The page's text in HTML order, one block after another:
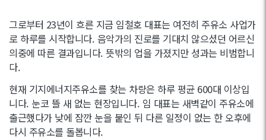
그로부터 23년이 흐른 지금 임철호 대표는 여전히 주유소 사업가
로 하루를 시작합니다. 음악가의 진로를 기대치 않으셨던 어르신
의중에 따른 결과입니다. 뜻밖의 업을 가졌지만 성과는 비범합니
다.
현재 기지에너지주유소를 찾는 차량은 하루 평균 600대 이상입
니다. 눈코 뜰 새 없는 현장입니다. 임 대표는 새벽같이 주유소에
출근했다가 낮에 잠깐 눈을 붙인 뒤 다른 일정이 없는 한 오후에
다시 주유소를 돌봅니다.